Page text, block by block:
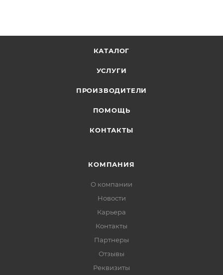
КАТАЛОГ
УСЛУГИ
ПРОИЗВОДИТЕЛИ
ПОМОЩЬ
КОНТАКТЫ
КОМПАНИЯ
О компании
Новости
Карьера
Контакты
Партнеры
Отзывы
Реквизиты